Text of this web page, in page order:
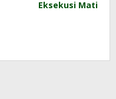
Eksekusi Mati